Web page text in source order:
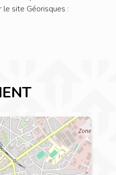
site Géorisques :